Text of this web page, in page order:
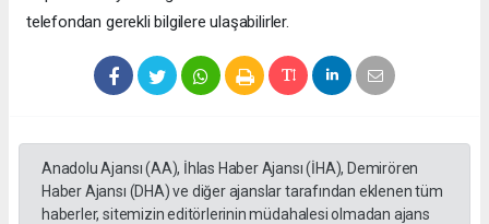
telefondan gerekli bilgilere ulaşabilirler.
Anadolu Ajansı (AA), İhlas Haber Ajansı (İHA), Demirören
Haber Ajansı (DHA) ve diğer ajanslar tarafından eklenen tüm
haberler, sitemizin editörlerinin müdahalesi olmadan ajans